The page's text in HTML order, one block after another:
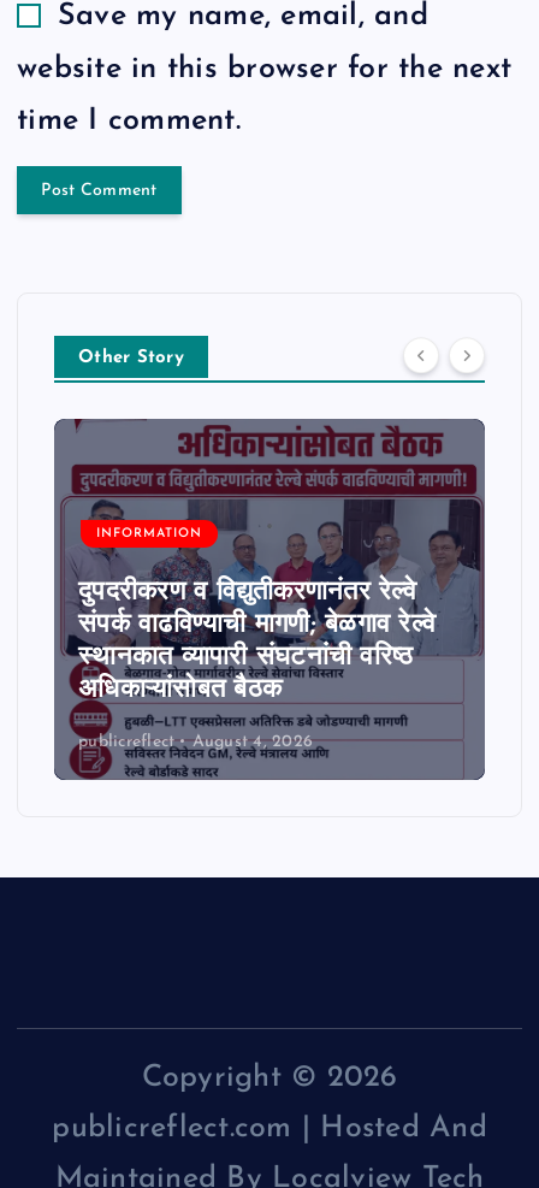
Save my name, email, and
website in this browser for the next
time I comment.
Other Story
INFORMATION
दुपदरीकरण व विद्युतीकरणानंतर रेल्वे
संपर्क वाढविण्याची मागणी; बेळगाव रेल्वे
स्थानकात व्यापारी संघटनांची वरिष्ठ
अधिकाऱ्यांसोबत बैठक
publicreflect August 4, 2026
Copyright © 2026
publicreflect.com | Hosted And
Maintained By Localview Tech